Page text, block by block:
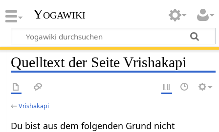
Yogawiki
Quelltext der Seite Vrishakapi
←Vrishakapi
Du bist aus dem folgenden Grund nicht